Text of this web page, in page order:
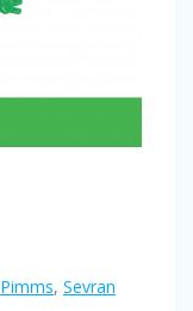
Pimms, Sevran